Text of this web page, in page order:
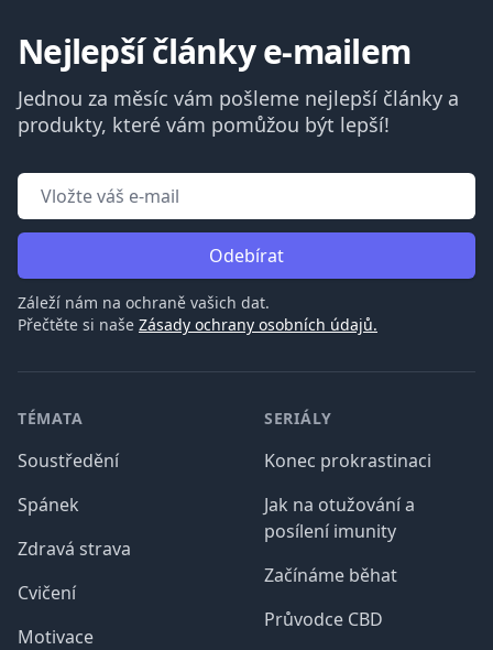
Nejlepší články e-mailem
Jednou za měsíc vám pošleme nejlepší články a
produkty, které vám pomůžou být lepší!
Odebírat
Záleží nám na ochraně vašich dat.
Přečtěte si naše Zásady ochrany osobních údajů.
TÉMATA
Soustředění
Spánek
Zdravá strava
Cvičení
Motivace
SERIÁLY
Konec prokrastinaci
Jak na otužování a
posílení imunity
Začínáme běhat
Průvodce CBD